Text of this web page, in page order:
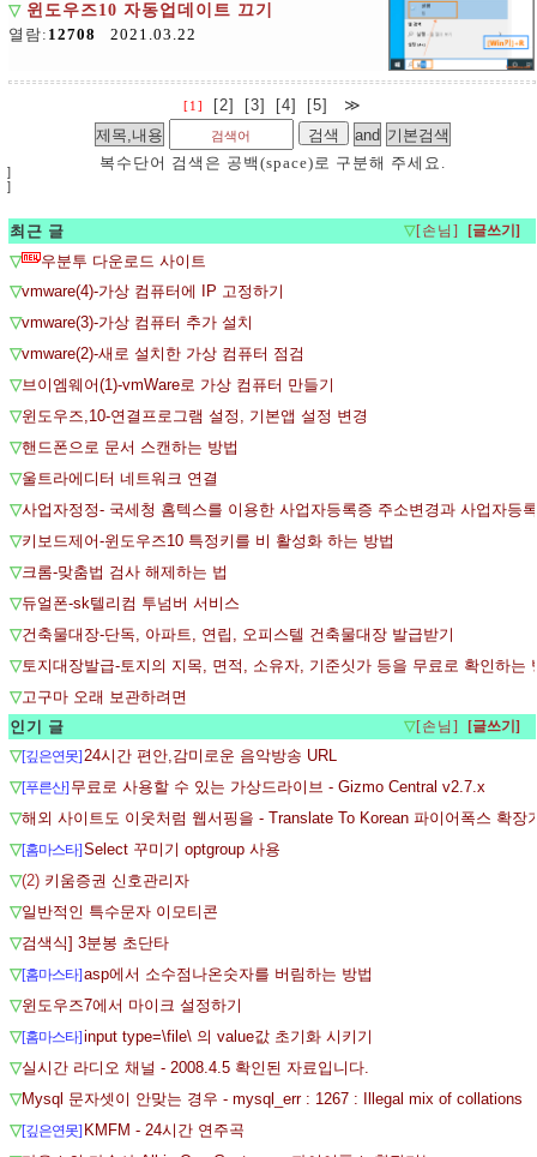
▽ 윈도우즈10 자동업데이트 끄기
열람: 12708 2021.03.22
[1] [2] [3] [4] [5] ≫
복수단어 검색은 공백(space)로 구분해 주세요.
]
]
최근 글 ▽[손님]
▽
우분투 다운로드 사이트
▽vmware(4)-가상 컴퓨터에 IP 고정하기
▽vmware(3)-가상 컴퓨터 추가 설치
▽vmware(2)-새로 설치한 가상 컴퓨터 점검
▽브이엠웨어(1)-vmWare로 가상 컴퓨터 만들기
▽윈도우즈,10-연결프로그램 설정, 기본앱 설정 변경
▽핸드폰으로 문서 스캔하는 방법
▽울트라에디터 네트워크 연결
▽사업자정정- 국세청 홈텍스를 이용한 사업자등록증 주소변경과 사업자등
▽키보드제어-윈도우즈10 특정키를 비 활성화 하는 방법
▽크롬-맞춤법 검사 해제하는 법
▽듀얼폰-sk텔리컴 투넘버 서비스
▽건축물대장-단독, 아파트, 연립, 오피스텔 건축물대장 발급받기
▽토지대장발급-토지의 지목, 면적, 소유자, 기준싯가 등을 무료로 확인하는
▽고구마 오래 보관하려면
인기 글
▽[손님]
▽[깊은연못]24시간 편안,감미로운 음악방송 URL
▽[푸른산] 무료로 사용할 수 있는 가상드라이브 - Gizmo Central v2.7.x
▽해외 사이트도 이웃처럼 웹서핑을 - Translate To Korean 파이어폭스 확장
▽[홈마스타]Select 꾸미기 optgroup 사용
▽(2) 키움증권 신호관리자
▽일반적인 특수문자 이모티콘
▽검색식] 3분봉 초단타
▽[홈마스타]asp에서 소수점나온숫자를 버림하는 방법
▽윈도우즈7에서 마이크 설정하기
▽[홈마스타]input type=\file\ 의 value값 초기화 시키기
▽실시간 라디오 채널 - 2008.4.5 확인된 자료입니다.
▽Mysql 문자셋이 안맞는 경우 - mysql_err : 1267 : Illegal mix of collations
▽[깊은연못] KMFM - 24시간 연주곡